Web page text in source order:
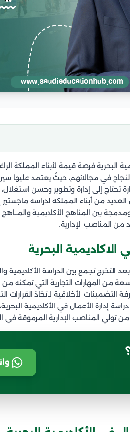
البحرية فرصة قيمة لأبناء المملكة
النجاح في مجالاتهم، حيثُ يعتمد عليها
تحتاج إلى إدارة وتطوير وحسن
من أبناء المملكة لدراسة ماجستير
بين المناهج الأكاديمية والمناهج
من المناصب الإدارية.
الاكاديمية البحرية
التخرج تجمع بين الدراسة الأكاديمية
من المهارات التجارية التي تمكنه
الأخلاقية لاتخاذ القرارات
إدارة الأعمال في الأكاديمية
تولي المناصب الإدارية المرموقة في